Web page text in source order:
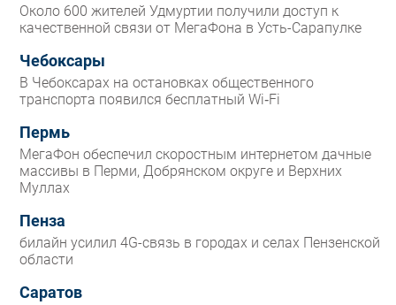
Около 600 жителей Удмуртии получили доступ к
качественной связи от МегаФона в Усть-Сарапулке
Чебоксары
В Чебоксарах на остановках общественного
транспорта появился бесплатный Wi‑Fi
Пермь
МегаФон обеспечил скоростным интернетом дачные
массивы в Перми, Добрянском округе и Верхних
Муллах
Пенза
билайн усилил 4G-связь в городах и селах Пензенской
области
Саратов